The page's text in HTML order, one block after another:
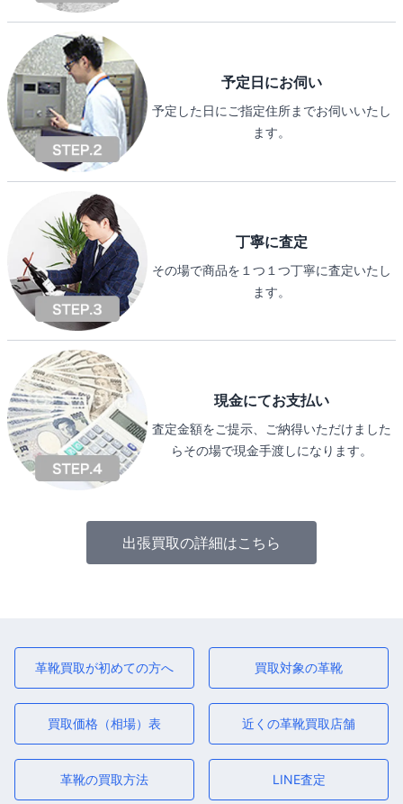
予定日にお伺い
予定した日にご指定住所までお伺いいたし
ます。
丁寧に査定
その場で商品を１つ１つ丁寧に査定いたし
ます。
現金にてお支払い
査定金額をご提示、ご納得いただけました
らその場で現金手渡しになります。
出張買取の詳細はこちら
革靴買取が初めての方へ 買取対象の革靴
買取価格（相場）表 近くの革靴買取店舗
革靴の買取方法 LINE査定